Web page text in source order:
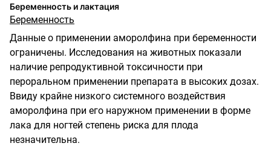
Беременность и лактация
Беременность
Данные о применении аморолфина при беременности
ограничены. Исследования на животных показали
наличие репродуктивной токсичности при
пероральном применении препарата в высоких дозах.
Ввиду крайне низкого системного воздействия
аморолфина при его наружном применении в форме
лака для ногтей степень риска для плода
незначительна.